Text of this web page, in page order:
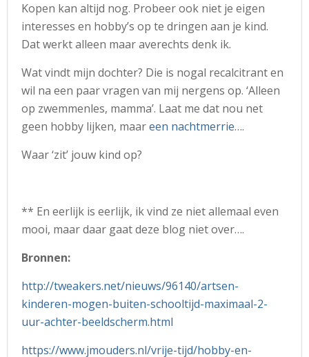
Kopen kan altijd nog. Probeer ook niet je eigen
interesses en hobby’s op te dringen aan je kind.
Dat werkt alleen maar averechts denk ik.
Wat vindt mijn dochter? Die is nogal recalcitrant en
wil na een paar vragen van mij nergens op. ‘Alleen
op zwemmenles, mamma’. Laat me dat nou net
geen hobby lijken, maareen nachtmerrie….
Waar ‘zit’ jouw kind op?
** En eerlijk is eerlijk, ik vind ze niet allemaal even
mooi, maar daar gaat deze blog niet over….
Bronnen:
http://tweakers.net/nieuws/96140/artsen-
kinderen-mogen-buiten-schooltijd-maximaal-2-
uur-achter-beeldscherm.html
https://www.jmouders.nl/vrije-tijd/hobby-en-